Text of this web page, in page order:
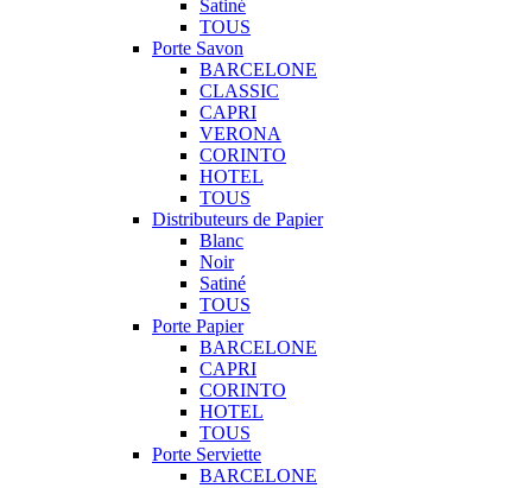
Satiné
TOUS
Porte Savon
BARCELONE
CLASSIC
CAPRI
VERONA
CORINTO
HOTEL
TOUS
Distributeurs de Papier
Blanc
Noir
Satiné
TOUS
Porte Papier
BARCELONE
CAPRI
CORINTO
HOTEL
TOUS
Porte Serviette
BARCELONE